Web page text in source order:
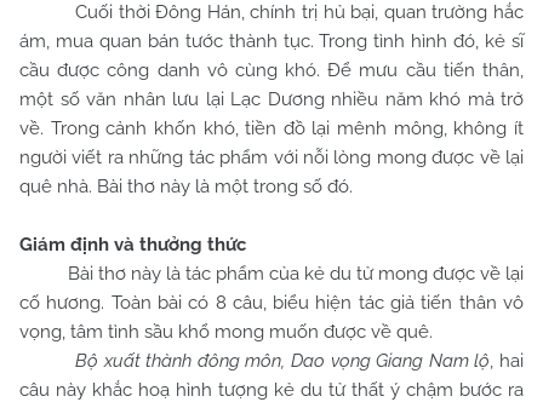
Cuối thời Đông Hán, chính trị hủ bại, quan trường hắc
ám, mua quan bán tước thành tục. Trong tình hình đó, kẻ sĩ
cầu được công danh vô cùng khó. Để mưu cầu tiến thân,
một số văn nhân lưu lại Lạc Dương nhiều năm khó mà trở
về. Trong cảnh khốn khó, tiền đồ lại mênh mông, không ít
người viết ra những tác phẩm với nỗi lòng mong được về lại
quê nhà. Bài thơ này là một trong số đó.
Giám định và thưởng thức
Bài thơ này là tác phẩm của kẻ du tử mong được về lại
cố hương. Toàn bài có 8 câu, biểu hiện tác giả tiến thân vô
vọng, tâm tình sầu khổ mong muốn được về quê.
Bộ xuất thành đông môn, Dao vọng Giang Nam lộ, hai
câu này khắc hoạ hình tượng kẻ du tử thất ý chậm bước ra